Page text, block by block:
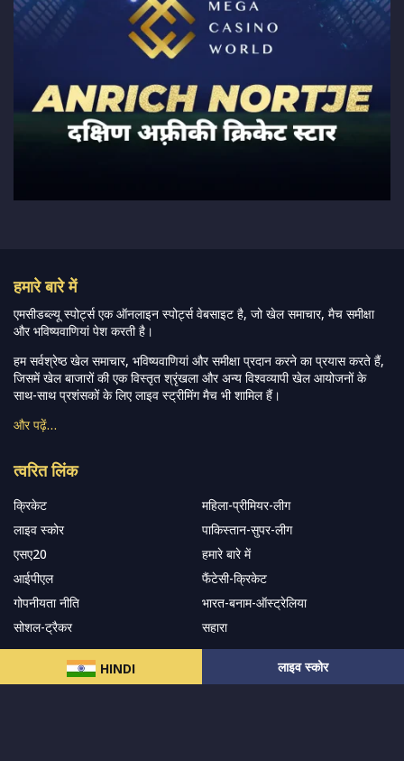
HINDI लाइव स्कोर
हमारे बारे में
एमसीडब्ल्यू स्पोर्ट्स एक ऑनलाइन स्पोर्ट्स वेबसाइट है, जो खेल समाचार, मैच समीक्षा
और भविष्यवाणियां पेश करती है।
हम सर्वश्रेष्ठ खेल समाचार, भविष्यवाणियां और समीक्षा प्रदान करने का प्रयास करते हैं,
जिसमें खेल बाजारों की एक विस्तृत श्रृंखला और अन्य विश्वव्यापी खेल आयोजनों के
साथ-साथ प्रशंसकों के लिए लाइव स्ट्रीमिंग मैच भी शामिल हैं।
और पढ़ें…
त्वरित लिंक
क्रिकेट
महिला-प्रीमियर-लीग
लाइव स्कोर
पाकिस्तान-सुपर-लीग
एसए20
हमारे बारे में
आईपीएल
फैंटेसी-क्रिकेट
गोपनीयता नीति
भारत-बनाम-ऑस्ट्रेलिया
सोशल-ट्रैकर
सहारा
हमारे समाचार पत्र के सदस्य बनें